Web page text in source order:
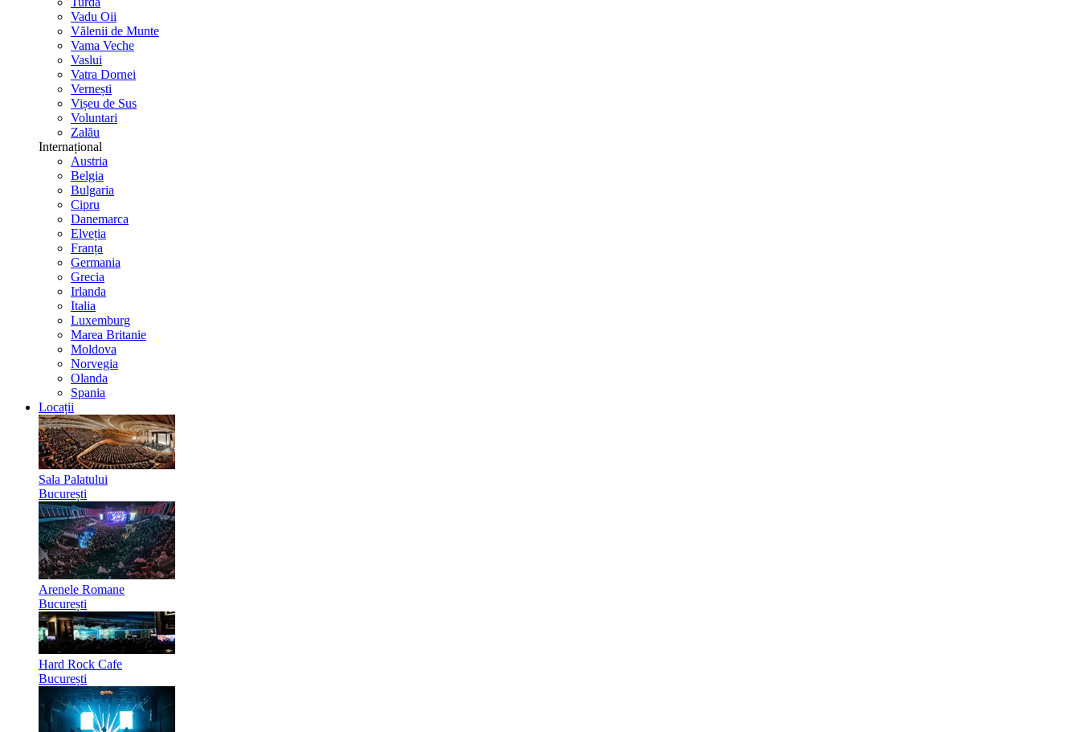
Vadu Oii
Vălenii de Munte
Vama Veche
Vaslui
Vatra Dornei
Vernești
Vișeu de Sus
Voluntari
Zalău
Internațional
Austria
Belgia
Bulgaria
Cipru
Danemarca
Elveția
Franța
Germania
Grecia
Irlanda
Italia
Luxemburg
Marea Britanie
Moldova
Norvegia
Olanda
Spania
Locații
Sala Palatului
București
Arenele Romane
București
Hard Rock Cafe
București